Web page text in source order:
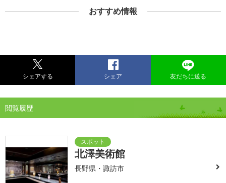
おすすめ情報
シェアする シェア 友だちに送る
閲覧履歴
北澤美術館
長野県・諏訪市